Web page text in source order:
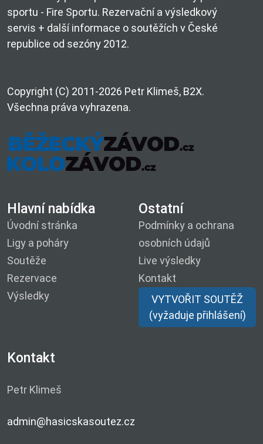
sportu - Fire Sportu. Rezervační a výsledkový
servis + další informace o soutěžích v České
republice od sezóny 2012.
Copyright (C) 2011-2026 Petr Klimeš, B2X.
Všechna práva vyhrazena.
Hlavní nabídka
Úvodní stránka
Ligy a poháry
Soutěže
Rezervace
Výsledky
Ostatní
Podmínky a ochrana
osobních údajů
Live výsledky
Kontakt
VYTVOŘIT SOUTĚŽ
(vyžaduje přihlášení)
Kontakt
Petr Klimeš
admin@hasicskasoutez.cz